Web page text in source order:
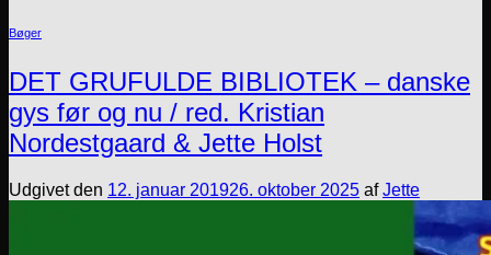
Bøger
DET GRUFULDE BIBLIOTEK – danske
gys før og nu / red. Kristian
Nordestgaard & Jette Holst
Udgivet den 12. januar 201926. oktober 2025 afJette